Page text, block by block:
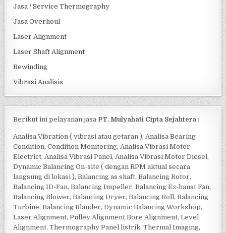
Jasa / Service Thermography
Jasa Overhoul
Laser Alignment
Laser Shaft Alignment
Rewinding
Vibrasi Analisis
Berikut ini pelayanan jasa PT. Mulyahati Cipta Sejahtera :
Analisa Vibration ( vibrasi atau getaran ), Analisa Bearing
Condition, Condition Monitoring, Analisa Vibrasi Motor
Electrict, Analisa Vibrasi Panel, Analisa Vibrasi Motor Diesel,
Dynamic Balancing On-site ( dengan RPM aktual secara
langsung di lokasi ), Balancing as shaft, Balancing Rotor,
Balancing ID-Fan, Balancing Impeller, Balancing Ex-haust Fan,
Balancing Blower, Balancing Dryer, Balancing Roll, Balancing
Turbine, Balancing Blander, Dynamic Balancing Workshop,
Laser Alignment, Pulley Alignment,Bore Alignment, Level
Alignment, Thermography Panel listrik, Thermal Imaging,